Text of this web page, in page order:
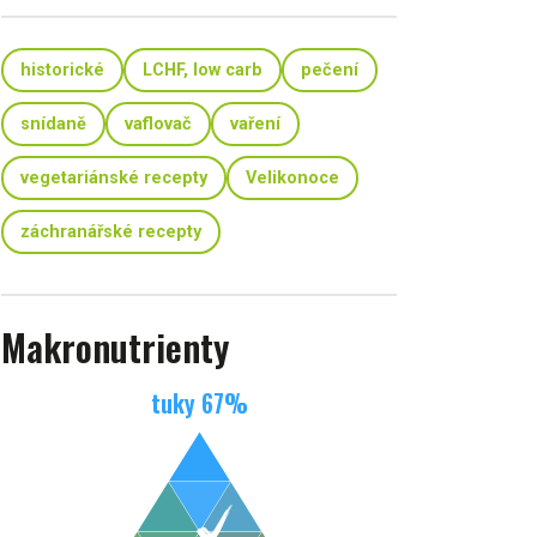
historické LCHF, low carb pečení
snídaně vaflovač vaření
vegetariánské recepty Velikonoce
záchranářské recepty
Makronutrienty
tuky 67%